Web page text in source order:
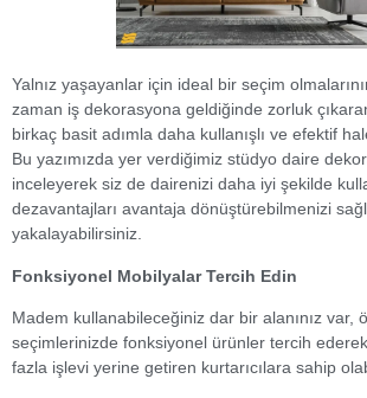
Yalnız yaşayanlar için ideal bir seçim
zaman iş dekorasyona geldiğinde zorluk
birkaç basit adımla daha kullanışlı ve efektif
Bu yazımızda yer verdiğimiz stüdyo daire
inceleyerek siz de dairenizi daha iyi şekilde
dezavantajları avantaja dönüştürebilmenizi
yakalayabilirsiniz.
Fonksiyonel Mobilyalar Tercih Edin
Madem kullanabileceğiniz dar bir alanınız var,
seçimlerinizde fonksiyonel ürünler tercih
fazla işlevi yerine getiren kurtarıcılara sahip